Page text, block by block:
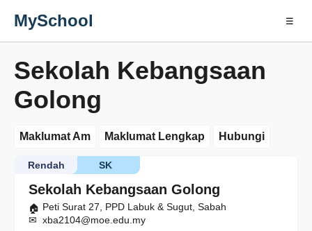
MySchool ☰
Sekolah Kebangsaan
Golong
Maklumat Am Maklumat Lengkap Hubungi
Sekolah Kebangsaan Golong
SK
Rendah
Peti Surat 27, PPD Labuk & Sugut, Sabah
xba2104@moe.edu.my